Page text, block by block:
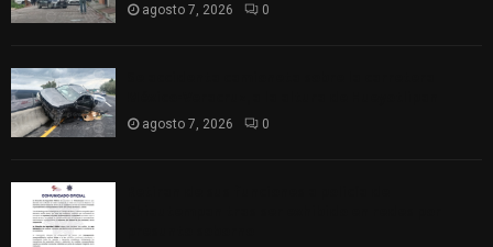
agosto 7, 2026 0
agosto 7, 2026 0